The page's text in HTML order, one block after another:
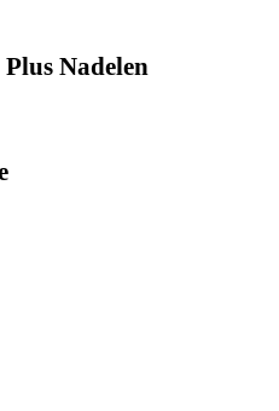
Nadelen